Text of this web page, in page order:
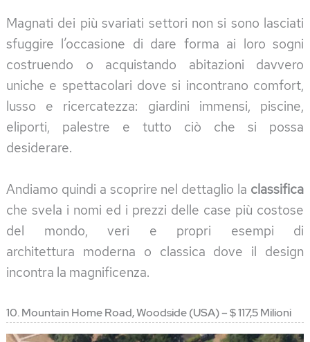
Magnati dei più svariati settori non si sono lasciati
sfuggire l’occasione di dare forma ai loro sogni
costruendo o acquistando abitazioni davvero
uniche e spettacolari dove si incontrano comfort,
lusso e ricercatezza: giardini immensi, piscine,
eliporti, palestre e tutto ciò che si possa
desiderare.
Andiamo quindi a scoprire nel dettaglio la classifica
che svela i nomi ed i prezzi delle case più costose
del mondo, veri e propri esempi di
architettura moderna o classica dove il design
incontra la magnificenza.
10. Mountain Home Road, Woodside (USA) – $ 117,5 Milioni